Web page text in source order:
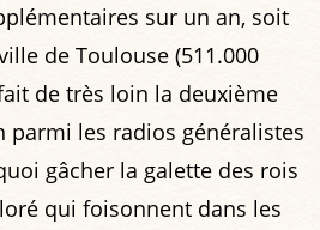
sur un an, soit
de Toulouse (511.000
de très loin la deuxième
parmi les radios généralistes
gâcher la galette des rois
qui foisonnent dans les